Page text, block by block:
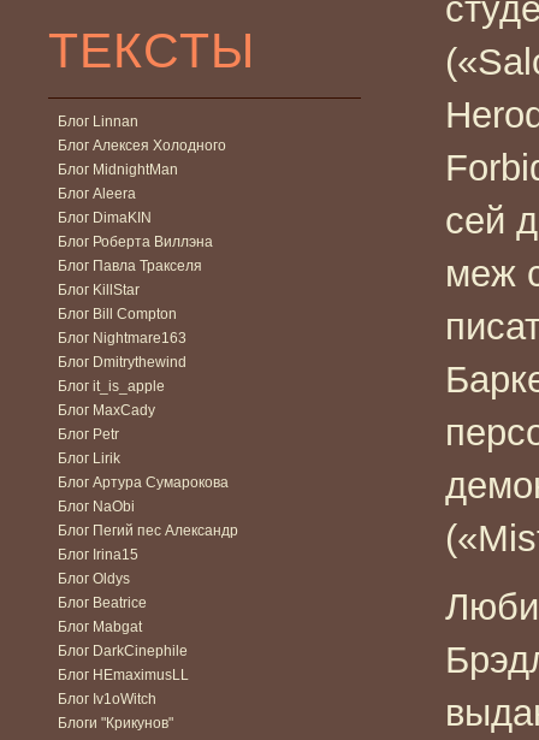
ТЕКСТЫ
Блог Linnan
Блог Алексея Холодного
Блог MidnightMan
Блог Aleera
Блог DimaKIN
Блог Роберта Виллэна
Блог Павла Тракселя
Блог KillStar
Блог Bill Compton
Блог Nightmare163
Блог Dmitrythewind
Блог it_is_apple
Блог MaxCady
Блог Petr
Блог Lirik
Блог Артура Сумарокова
Блог NaObi
Блог Пегий пес Александр
Блог Irina15
Блог Oldys
Блог Beatrice
Блог Mabgat
Блог DarkCinephile
Блог HEmaximusLL
Блог Iv1oWitch
Блоги "Крикунов"
сей
меж